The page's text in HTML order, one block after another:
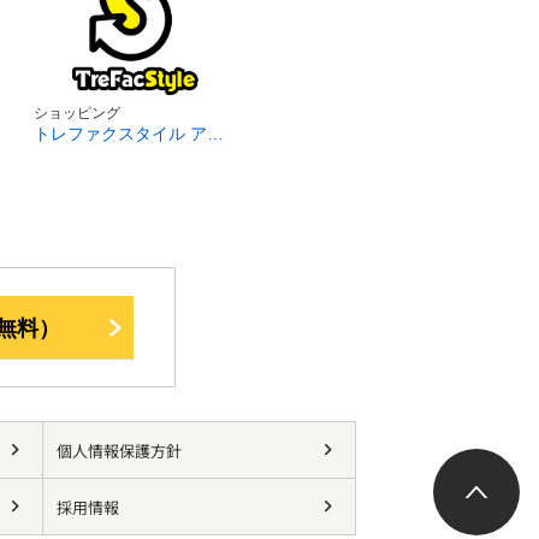
ショッピング
料）
個人情報保護方針
採用情報